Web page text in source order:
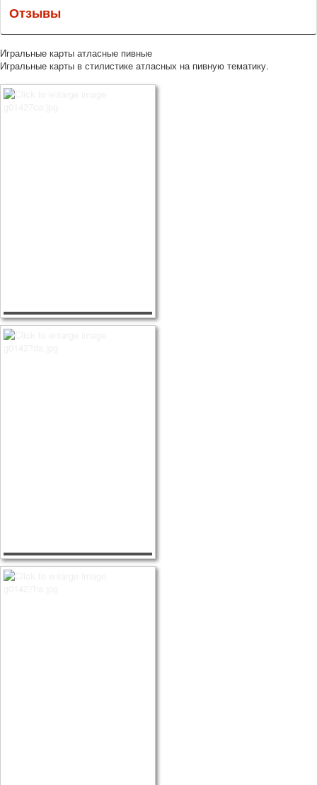
Отзывы
Игральные карты атласные пивные
Игральные карты в стилистике атласных на пивную тематику.